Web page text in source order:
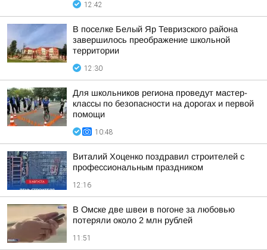
12:42
В поселке Белый Яр Тевризского района
завершилось преображение школьной
территории
12:30
Для школьников региона проведут мастер-
классы по безопасности на дорогах и первой
помощи
10:48
Виталий Хоценко поздравил строителей с
профессиональным праздником
12:16
В Омске две швеи в погоне за любовью
потеряли около 2 млн рублей
11:51